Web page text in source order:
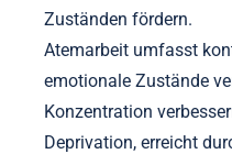
Zuständen fördern.
Atemarbeit umfasst
emotionale Zustände
Konzentration
Deprivation, erreicht